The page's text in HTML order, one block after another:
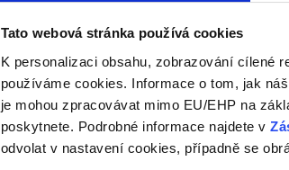
Tato webová stránka používá cookies
K personalizaci obsahu, zobrazování cílené
používáme cookies. Informace o tom, jak
je mohou zpracovávat mimo EU/EHP na
poskytnete. Podrobné informace najdete v
odvolat v nastavení cookies, případně se
Its population